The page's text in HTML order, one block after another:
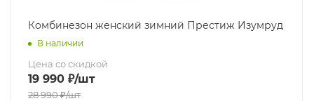
Комбинезон женский зимний Престиж Изумруд
В наличии
Цена со скидкой
19 990 ₽/шт
28 990₽/шт